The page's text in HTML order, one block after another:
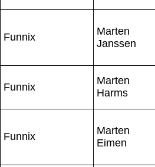
Funnix
Marten
Janssen
Funnix
Marten
Harms
Funnix
Marten
Eimen